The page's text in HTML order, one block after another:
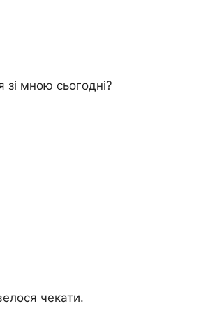
мною сьогодні?
чекати.